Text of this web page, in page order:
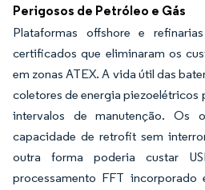
Perigosos de Petróleo e Gás
Plataformas offshore e
certificados que eliminaram os
em zonas ATEX. A vida útil das
coletores de energia piezoelétricos
intervalos de manutenção. Os
capacidade de retrofit sem
outra forma poderia custar
processamento FFT incorporado